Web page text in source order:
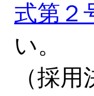
式第２
い。
（採用